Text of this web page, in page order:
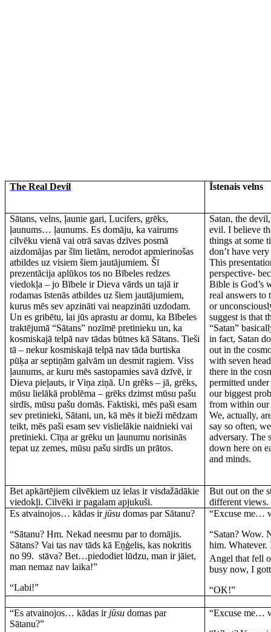
The Real Devil Īstenais velns
Sātans, velns, ļaunie gari, Lucifers, grēks,
ļaunums… ļaunums. Es domāju, ka vairums
cilvēku vienā vai otrā savas dzīves posmā
aizdomājas par šīm lietām, nerodot apmierinošas
atbildes uz visiem šiem jautājumiem. Šī
prezentācija aplūkos tos no Bībeles redzes
viedokļa – jo Bībele ir Dieva vārds un tajā ir
rodamas īstenās atbildes uz šiem jautājumiem,
kurus mēs sev apzināti vai neapzināti uzdodam.
Un es gribētu, lai jūs aprastu ar domu, ka Bībeles
traktējumā “Sātans” nozīmē pretinieku un, ka
kosmiskajā telpā nav tādas būtnes kā Sātans. Tieši
tā – nekur kosmiskajā telpā nav tāda burtiska
pūķa ar septiņām galvām un desmit ragiem. Viss
ļaunums, ar kuru mēs sastopamies savā dzīvē, ir
Dieva pieļauts, ir Viņa ziņā. Un grēks – jā, grēks,
mūsu lielākā problēma – grēks dzimst mūsu pašu
sirdīs, mūsu pašu domās. Faktiski, mēs paši esam
sev pretinieki, Sātani, un, kā mēs it bieži mēdzam
teikt, mēs paši esam sev vislielākie naidnieki vai
pretinieki. Cīņa ar grēku un ļaunumu norisinās
tepat uz zemes, mūsu pašu sirdīs un prātos.
Satan, the
evil. I believe
things at some
don’t have
This
perspective-
Bible is God’s
real answers to
or
suggest is that
“Satan”
in fact, Satan
out in the
with seven
there in the
permitted
our biggest
from within our
We, actually,
say so often,
adversary. The
down here on
and minds.
Bet apkārtējiem cilvēkiem uz ielas ir visdažādākie
viedokļi. Cilvēki ir pagalam apjukuši.
But out on the
different views.
Es atvainojos… kādas ir jūsu domas par Sātanu?
“Sātanu? Hm. Nekad neesmu par to domājis.
Sātans? Vai tas nav tāds kā Eņģelis, kas nokritis
no 99. stāva?Bet…piedodiet lūdzu, man ir jāiet,
man nemaz nav laika!”
“Labi!”
“Excuse me…
“Satan? Wow.
him. Whatever.
Angel that fell
busy now, I
“OK!”
“Es atvainojos… kādas ir jūsu domas par
Sātanu?”
“Excuse me…